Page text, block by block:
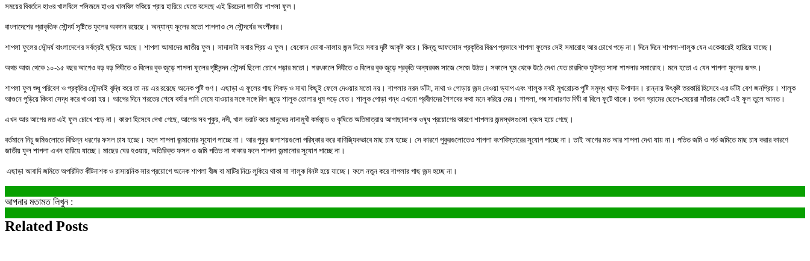
সময়ের বিবর্তনে হাওর খালবিলে পলিজমে হাওর খালবিল শুকিয়ে প্রায় হারিয়ে যেতে বসেছে এই চিরচেনা জাতীয় শাপলা ফুল।
বাংলাদেশের প্রাকৃতিক সৌন্দর্য সৃষ্টিতে ফুলের অবদান রয়েছে। অন্যান্য ফুলের মতো শাপলাও সে সৌন্দর্যের অংশীদার।
শাপলা ফুলের সৌন্দর্য বাংলাদেশের সর্বত্রই ছড়িয়ে আছে। শাপলা আমাদের জাতীয় ফুল। সাদামাটা সবার প্রিয় এ ফুল। যেকোন ডোবা-নালায় জন্ম নিয়ে সবার দৃষ্টি আকৃষ্ট করে। কিন্তু আফসোস প্রকৃতির বিরূপ প্রভাবে শাপলা ফুলের সেই সমারোহ আর চোখে পড়ে না। দিনে দিনে শাপলা-শালুক যেন একেবারেই হারিয়ে যাচ্ছে।
অথচ আজ থেকে ১০-১৫ বছর আগেও বড় বড় দিঘীতে ও বিলের বুক জুড়ে শাপলা ফুলের দৃষ্টিনন্দন সৌন্দর্য ছিলো চোখে পড়ার মতো। শরৎকালে দিঘীতে ও বিলের বুক জুড়ে প্রকৃতি অন্যরকম সাজে সেজে উঠত। সকালে ঘুম থেকে উঠে দেখা যেত চারদিকে ফুটন্ত সাদা শাপলার সমারোহ। মনে হতো এ যেন শাপলা ফুলের জগৎ।
শাপলা ফুল শুধু পরিবেশ ও প্রকৃতির সৌন্দর্যই বৃদ্ধি করে তা নয় এর রয়েছে অনেক পুষ্টি গুণ। এছাড়া এ ফুলের গাছ শিকড় ও মাথা কিছুই ফেলে দেওয়ার মতো নয়। শাপলার নরম ডাঁটা, মাথা ও গোড়ায় জন্ম নেওয়া ড্যাপ এবং শালুক সবই মুখরোচক পুষ্টি সমৃদ্ধ খাদ্য উপাদান। রান্নায় উৎকৃষ্ট তরকারি হিসেবে এর ডাঁটা বেশ জনপ্রিয়। শালুক
আগুনে পুড়িয়ে কিংবা সেদ্ধ করে খাওয়া হয়। আগের দিনে শরতের শেষে বর্ষার পানি নেমে যাওয়ার সঙ্গে সঙ্গে বিল জুড়ে শালুক তোলার ধুম পড়ে যেত। শালুক পোড়া গন্ধ এখনো প্রবীণদের শৈশবের কথা মনে করিয়ে দেয়। শাপলা, পদ্ম সাধারণত দিঘী বা বিলে ফুটে থাকে। তখন গ্রামের ছেলে-মেয়েরা সাঁতার কেটে এই ফুল তুলে আনত।
এখন আর আগের মত এই ফুল চোখে পড়ে না। কারণ হিসেবে দেখা গেছে, আগের সব পুকুর, নদী, খাল ভরাট করে মানুষের নানামুখী কর্মকান্ড ও কৃষিতে অতিমাত্রায় আগাছানাশক ওষুধ প্রয়োগের কারণে শাপলার জন্মস্থলগুলো ধ্বংস হয়ে গেছে।
বর্তমানে নিচু জমিগুলোতে বিভিন্ন ধরণের ফসল চাষ হচ্ছে। ফলে শাপলা জন্মানোর সুযোগ পাচ্ছে না। আর পুকুর জলাশয়গুলো পরিষ্কার করে বাণিজ্যিকভাবে মাছ চাষ হচ্ছে। সে কারণে পুকুরগুলোতেও শাপলা বংশবিস্তারের সুযোগ পাচ্ছে না। তাই আগের মত আর শাপলা দেখা যায় না। পতিত জমি ও গর্ত জমিতে মাছ চাষ করার কারণে
জাতীয় ফুল শাপলা এখন হারিয়ে যাচ্ছে। মাছের ঘের হওয়ায়, অতিরিক্ত ফসল ও জমি পতিত না থাকার ফলে শাপলা জন্মানোর সুযোগ পাচ্ছে না।
এছাড়া আবাদি জমিতে অপরিমিত কীটনাশক ও রাসায়নিক সার প্রয়োগে অনেক শাপলা বীজ বা মাটির নিচে লুকিয়ে থাকা মা শালুক বিনষ্ট হয়ে যাচ্ছে। ফলে নতুন করে শাপলার গাছ জন্ম হচ্ছে না।
আপনার মতামত লিখুন :
Related Posts